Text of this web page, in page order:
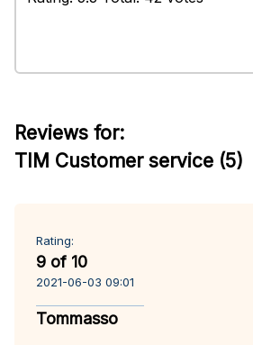
Reviews for:
TIM Customer service (5)
Rating:
9 of 10
2021-06-03 09:01
Tommasso